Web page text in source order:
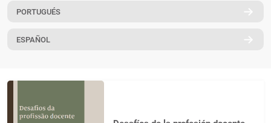
PT
PORTUGUÉS
ESPAÑOL